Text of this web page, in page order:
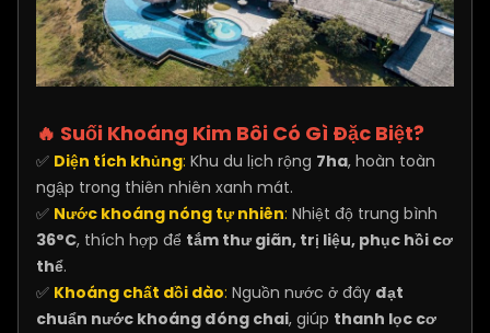
🔥 Suối Khoáng Kim Bôi Có Gì Đặc Biệt?
✅ Diện tích khủng: Khu du lịch rộng 7ha, hoàn toàn
ngập trong thiên nhiên xanh mát.
✅ Nước khoáng nóng tự nhiên: Nhiệt độ trung bình
36°C, thích hợp để tắm thư giãn, trị liệu, phục hồi cơ
thể.
✅ Khoáng chất dồi dào: Nguồn nước ở đây đạt
chuẩn nước khoáng đóng chai, giúp thanh lọc cơ